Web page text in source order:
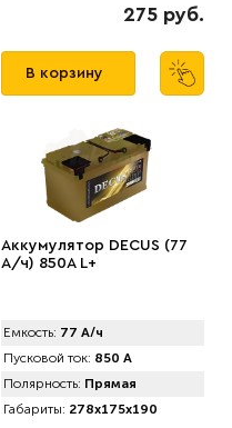
275 руб.
В корзину
Аккумулятор DECUS (77
А/ч) 850A L+
Емкость: 77 А/ч
Пусковой ток: 850 А
Полярность: Прямая
Габариты: 278x175x190